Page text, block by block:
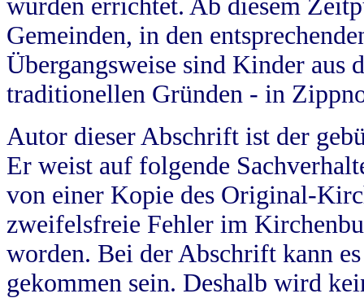
wurden errichtet. Ab diesem
Gemeinden, in den
Übergangsweise sind Kinder aus
traditionellen Gründen - in
Autor dieser Abschrift ist der
Er weist auf folgende
von einer Kopie des Original-
zweifelsfreie Fehler im
worden. Bei der Abschrift kann
gekommen sein. Deshalb wird